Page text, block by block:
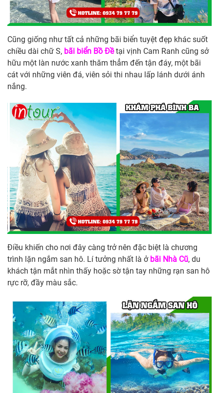
Cũng giống như tất cả những bãi biển tuyệt đẹp khác suốt
chiều dài chữ S, bãi biển Bồ Đềtại vịnh Cam Ranh cũng sở
hữu một làn nước xanh thăm thẳm đến tận đáy, một bãi
cát với những viên đá, viên sỏi thi nhau lấp lánh dưới ánh
nắng.
Điều khiến cho nơi đây càng trở nên đặc biệt là chương
trình lặn ngắm san hô. Lí tưởng nhất là ở bãi Nhà Cũ, du
khách tận mắt nhìn thấy hoặc sờ tận tay những rạn san hô
rực rỡ, đầy màu sắc.